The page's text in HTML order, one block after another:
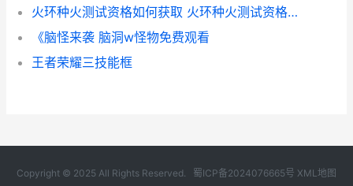
火环种火测试资格如何获取 火环种火测试资格获取方式 火环图片
《脑怪来袭 脑洞w怪物免费观看
王者荣耀三技能框
Copyright © 2025 All Rights Reserved. 蜀ICP备2024076665号 XML地图